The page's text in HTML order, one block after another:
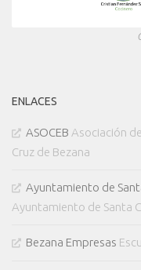
ENLACES
ASOCEB Asociación
Cruz de Bezana
Ayuntamiento de
Ayuntamiento de Santa
Bezana Empresas